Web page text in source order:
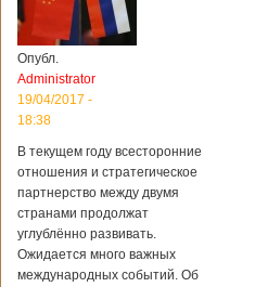
время между
Китаем и Россией
планируется
подписание
контракта на
разработку
вертолета. Такое
заявление сделала
региональной
политике и
международному
сотрудничеству
государственной
Опубл.
Administrator
19/04/2017 -
18:38
В текущем году всесторонние
отношения и стратегическое
партнерство между двумя
странами продолжат
углублённо развивать.
Ожидается много важных
международных событий. Об